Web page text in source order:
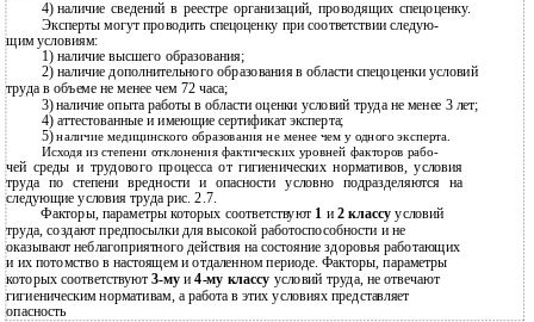
4) наличие сведений в реестре организаций, проводящих спецоценку.
Эксперты могут проводить спецоценку при соответствии следую-
щим условиям:
1) наличие высшего образования;
2) наличие дополнительного образования в области спецоценки условий
труда в объеме не менее чем 72 часа;
3)наличие опыта работы в области оценки условий труда не менее 3 лет;
4) аттестованные и имеющие сертификат эксперта;
5) наличие медицинского образования не менее чем у одного эксперта.
Исходя из степени отклонения фактических уровней факторов рабо-
чей среды и трудового процесса от гигиенических нормативов, условия
труда по степени вредности и опасности условно подразделяются на
следующие условия труда рис. 2.7.
Факторы, параметры которых соответствуют 1 и 2 классуусловий
труда, создают предпосылки для высокой работоспособности и не
оказывают неблагоприятного действия на состояние здоровья работающих
и их потомство в настоящем и отдаленном периоде. Факторы, параметры
которых соответствуют 3-му и4-му классу условий труда, не отвечают
гигиеническим нормативам, а работа в этих условиях представляет
опасность